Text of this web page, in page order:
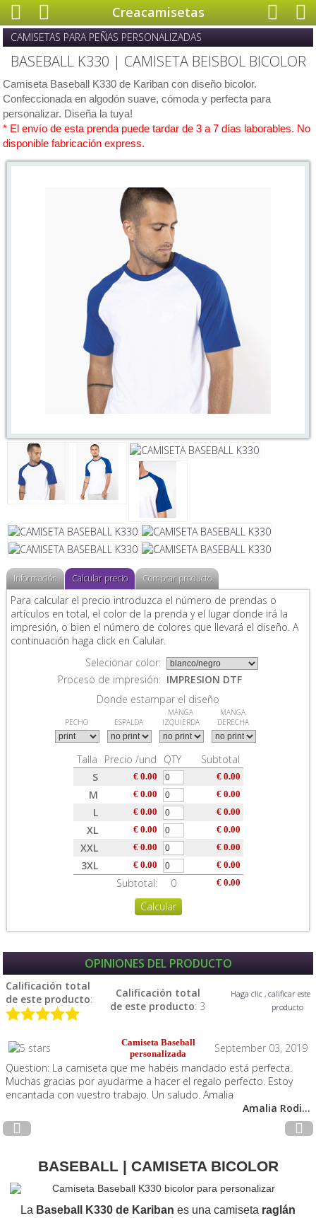
Creacamisetas
CAMISETAS PARA PEÑAS PERSONALIZADAS
BASEBALL K330 | CAMISETA BEISBOL BICOLOR
Camiseta Baseball K330 de Kariban con diseño bicolor.
Confeccionada en algodón suave, cómoda y perfecta para
personalizar. Diseña la tuya!
* El envío de esta prenda puede tardar de 3 a 7 días laborables. No
disponible fabricación express.
Información Calcular precio Comprar producto
Para calcular el precio introduzca el número de prendas o
artículos en total, el color de la prenda y el lugar donde irá la
impresión, o bien el número de colores que llevará el diseño. A
continuación haga click en Calular.
Selecionar color:
Proceso de impresión: IMPRESION DTF
Donde estampar el diseño
PECHO ESPALDA
MANGA
IZQUIERDA
MANGA
DERECHA
Talla Precio /und QTY
Subtotal
S
€ 0.00 € 0.00
M € 0.00 € 0.00
L € 0.00 € 0.00
XL € 0.00 € 0.00
XXL € 0.00 € 0.00
3XL € 0.00 € 0.00
Subtotal: 0 € 0.00
OPINIONES DEL PRODUCTO
Calificación total
de este producto:
Calificación total
de este producto: 3
Haga clic , calificar este
producto
Camiseta Baseball
personalizada
September 03, 2019
Question: La camiseta que me habéis mandado está perfecta.
Muchas gracias por ayudarme a hacer el regalo perfecto. Estoy
encantada con vuestro trabajo. Un saludo. Amalia
Amalia Rodi...
BASEBALL | CAMISETA BICOLOR
La Baseball K330 de Kariban es una camiseta raglán